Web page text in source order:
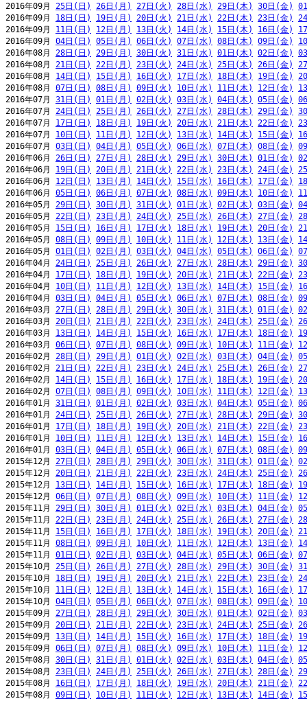
2016年09月 25日(日) 26日(月) 27日(火) 28日(水) 29日(木) 30日(金)
2016年09月 18日(日) 19日(月) 20日(火) 21日(水) 22日(木) 23日(金)
2016年09月 11日(日) 12日(月) 13日(火) 14日(水) 15日(木) 16日(金)
2016年09月 04日(日) 05日(月) 06日(火) 07日(水) 08日(木) 09日(金)
2016年08月 28日(日) 29日(月) 30日(火) 31日(水) 01日(木) 02日(金)
2016年08月 21日(日) 22日(月) 23日(火) 24日(水) 25日(木) 26日(金)
2016年08月 14日(日) 15日(月) 16日(火) 17日(水) 18日(木) 19日(金)
2016年08月 07日(日) 08日(月) 09日(火) 10日(水) 11日(木) 12日(金)
2016年07月 31日(日) 01日(月) 02日(火) 03日(水) 04日(木) 05日(金)
2016年07月 24日(日) 25日(月) 26日(火) 27日(水) 28日(木) 29日(金)
2016年07月 17日(日) 18日(月) 19日(火) 20日(水) 21日(木) 22日(金)
2016年07月 10日(日) 11日(月) 12日(火) 13日(水) 14日(木) 15日(金)
2016年07月 03日(日) 04日(月) 05日(火) 06日(水) 07日(木) 08日(金)
2016年06月 26日(日) 27日(月) 28日(火) 29日(水) 30日(木) 01日(金)
2016年06月 19日(日) 20日(月) 21日(火) 22日(水) 23日(木) 24日(金)
2016年06月 12日(日) 13日(月) 14日(火) 15日(水) 16日(木) 17日(金)
2016年06月 05日(日) 06日(月) 07日(火) 08日(水) 09日(木) 10日(金)
2016年05月 29日(日) 30日(月) 31日(火) 01日(水) 02日(木) 03日(金)
2016年05月 22日(日) 23日(月) 24日(火) 25日(水) 26日(木) 27日(金)
2016年05月 15日(日) 16日(月) 17日(火) 18日(水) 19日(木) 20日(金)
2016年05月 08日(日) 09日(月) 10日(火) 11日(水) 12日(木) 13日(金)
2016年05月 01日(日) 02日(月) 03日(火) 04日(水) 05日(木) 06日(金)
2016年04月 24日(日) 25日(月) 26日(火) 27日(水) 28日(木) 29日(金)
2016年04月 17日(日) 18日(月) 19日(火) 20日(水) 21日(木) 22日(金)
2016年04月 10日(日) 11日(月) 12日(火) 13日(水) 14日(木) 15日(金)
2016年04月 03日(日) 04日(月) 05日(火) 06日(水) 07日(木) 08日(金)
2016年03月 27日(日) 28日(月) 29日(火) 30日(水) 31日(木) 01日(金)
2016年03月 20日(日) 21日(月) 22日(火) 23日(水) 24日(木) 25日(金)
2016年03月 13日(日) 14日(月) 15日(火) 16日(水) 17日(木) 18日(金)
2016年03月 06日(日) 07日(月) 08日(火) 09日(水) 10日(木) 11日(金)
2016年02月 28日(日) 29日(月) 01日(火) 02日(水) 03日(木) 04日(金)
2016年02月 21日(日) 22日(月) 23日(火) 24日(水) 25日(木) 26日(金)
2016年02月 14日(日) 15日(月) 16日(火) 17日(水) 18日(木) 19日(金)
2016年02月 07日(日) 08日(月) 09日(火) 10日(水) 11日(木) 12日(金)
2016年01月 31日(日) 01日(月) 02日(火) 03日(水) 04日(木) 05日(金)
2016年01月 24日(日) 25日(月) 26日(火) 27日(水) 28日(木) 29日(金)
2016年01月 17日(日) 18日(月) 19日(火) 20日(水) 21日(木) 22日(金)
2016年01月 10日(日) 11日(月) 12日(火) 13日(水) 14日(木) 15日(金)
2016年01月 03日(日) 04日(月) 05日(火) 06日(水) 07日(木) 08日(金)
2015年12月 27日(日) 28日(月) 29日(火) 30日(水) 31日(木) 01日(金)
2015年12月 20日(日) 21日(月) 22日(火) 23日(水) 24日(木) 25日(金)
2015年12月 13日(日) 14日(月) 15日(火) 16日(水) 17日(木) 18日(金)
2015年12月 06日(日) 07日(月) 08日(火) 09日(水) 10日(木) 11日(金)
2015年11月 29日(日) 30日(月) 01日(火) 02日(水) 03日(木) 04日(金)
2015年11月 22日(日) 23日(月) 24日(火) 25日(水) 26日(木) 27日(金)
2015年11月 15日(日) 16日(月) 17日(火) 18日(水) 19日(木) 20日(金)
2015年11月 08日(日) 09日(月) 10日(火) 11日(水) 12日(木) 13日(金)
2015年11月 01日(日) 02日(月) 03日(火) 04日(水) 05日(木) 06日(金)
2015年10月 25日(日) 26日(月) 27日(火) 28日(水) 29日(木) 30日(金)
2015年10月 18日(日) 19日(月) 20日(火) 21日(水) 22日(木) 23日(金)
2015年10月 11日(日) 12日(月) 13日(火) 14日(水) 15日(木) 16日(金)
2015年10月 04日(日) 05日(月) 06日(火) 07日(水) 08日(木) 09日(金)
2015年09月 27日(日) 28日(月) 29日(火) 30日(水) 01日(木) 02日(金)
2015年09月 20日(日) 21日(月) 22日(火) 23日(水) 24日(木) 25日(金)
2015年09月 13日(日) 14日(月) 15日(火) 16日(水) 17日(木) 18日(金)
2015年09月 06日(日) 07日(月) 08日(火) 09日(水) 10日(木) 11日(金)
2015年08月 30日(日) 31日(月) 01日(火) 02日(水) 03日(木) 04日(金)
2015年08月 23日(日) 24日(月) 25日(火) 26日(水) 27日(木) 28日(金)
2015年08月 16日(日) 17日(月) 18日(火) 19日(水) 20日(木) 21日(金)
2015年08月 09日(日) 10日(月) 11日(火) 12日(水) 13日(木) 14日(金)